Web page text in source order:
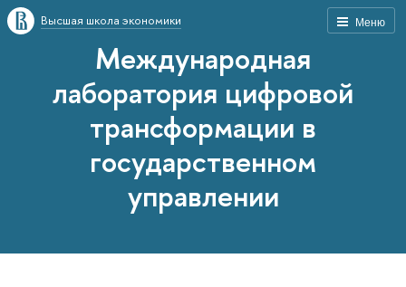
Меню
Высшая школа экономики
Международная
лаборатория цифровой
трансформации в
государственном
управлении